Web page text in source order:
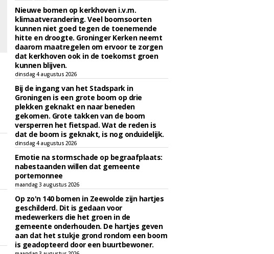
Nieuwe bomen op kerkhoven i.v.m.
klimaatverandering. Veel boomsoorten
kunnen niet goed tegen de toenemende
hitte en droogte. Groninger Kerken neemt
daarom maatregelen om ervoor te zorgen
dat kerkhoven ook in de toekomst groen
kunnen blijven.
dinsdag 4 augustus 2026
Bij de ingang van het Stadspark in
Groningen is een grote boom op drie
plekken geknakt en naar beneden
gekomen. Grote takken van de boom
versperren het fietspad. Wat de reden is
dat de boom is geknakt, is nog onduidelijk.
dinsdag 4 augustus 2026
Emotie na stormschade op begraafplaats:
nabestaanden willen dat gemeente
portemonnee
maandag 3 augustus 2026
Op zo'n 140 bomen in Zeewolde zijn hartjes
geschilderd. Dit is gedaan voor
medewerkers die het groen in de
gemeente onderhouden. De hartjes geven
aan dat het stukje grond rondom een boom
is geadopteerd door een buurtbewoner.